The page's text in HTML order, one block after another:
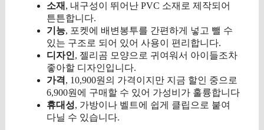
소재 , 내구성이 뛰어난 PVC 소재로 제작되어
튼튼합니다.
기능, 포켓에 배변봉투를 간편하게 넣고 뺄 수
있는 구조로 되어 있어 사용이 편리합니다.
디자인, 젤리곰 모양으로 귀여워서 아이들조차
좋아할 디자인입니다.
가격 , 10,900원의 가격이지만 지금 할인 중으로
6,900원에 구매할 수 있어 가성비가 훌륭합니다
휴대성, 가방이나 벨트에 쉽게 클립으로 붙여
다닐 수 있습니다.